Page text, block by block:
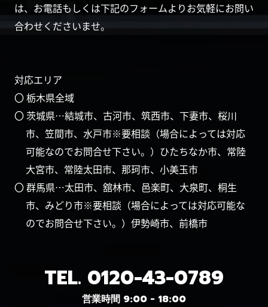
は、お電話もしくは下記のフォームよりお気軽にお問い
合わせくださいませ。
対応エリア
〇 栃木県全域
〇 茨城県…結城市、古河市、筑西市、下妻市、桜川
市、笠間市、水戸市※要相談（場合によっては対応
可能なのでお問合せ下さい。）ひたちなか市、常陸
大宮市、常陸太田市、那珂市、小美玉市
〇 群馬県…太田市、舘林市、邑楽町、大泉町、桐生
市、みどり市※要相談（場合によっては対応可能な
のでお問合せ下さい。）伊勢崎市、前橋市
TEL. 0120-43-0789
営業時間 9:00 - 18:00